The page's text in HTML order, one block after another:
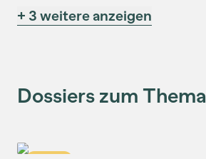
+ 3 weitere anzeigen
Dossiers zum Thema